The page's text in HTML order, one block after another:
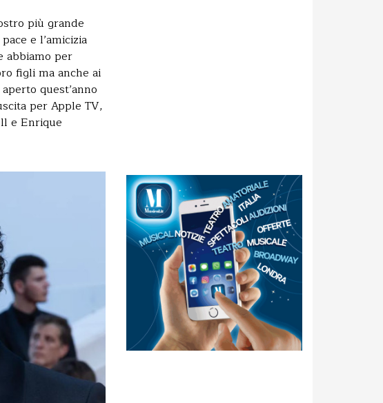
più grande
e l’amicizia
abbiamo per
figli ma anche ai
quest’anno
per Apple TV,
e Enrique